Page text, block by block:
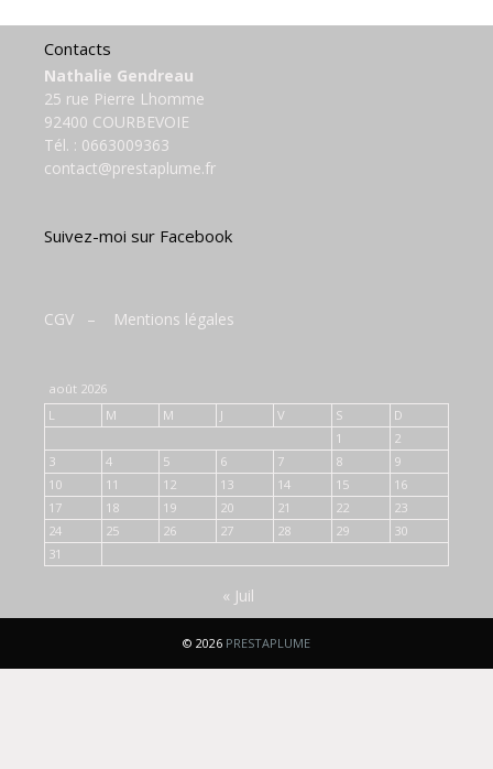
Contacts
Nathalie Gendreau
25 rue Pierre Lhomme
92400 COURBEVOIE
Tél. : 0663009363
contact@prestaplume.fr
Suivez-moi sur Facebook
CGV – Mentions légales
août 2026
L
M M J V S
D
1
2
3
4 5 6 7 8
9
10
11 12 13 14 15
16
17
18 19 20 21 22
23
24
25 26 27 28 29
30
31
« Juil
© 2026 PRESTAPLUME